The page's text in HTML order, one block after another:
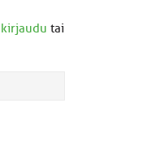
kirjaudu tai